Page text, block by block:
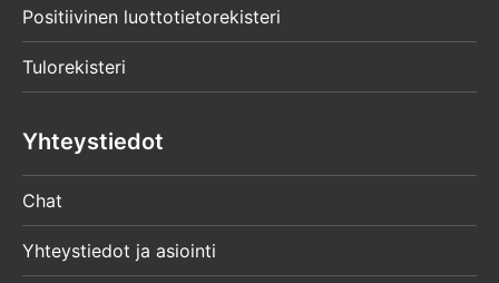
Positiivinen luottotietorekisteri
Tulorekisteri
Yhteystiedot
Chat
Yhteystiedot ja asiointi